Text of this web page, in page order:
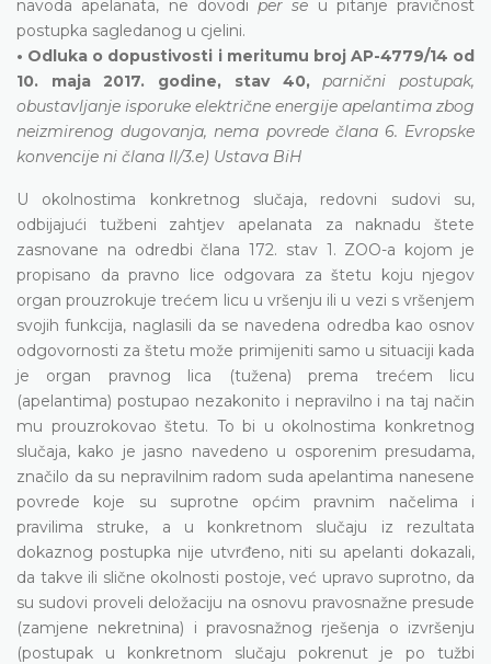
navoda apelanata, ne dovodi per se u pitanje pravičnost
postupka sagledanog u cjelini.
• Odluka o dopustivosti i meritumu broj AP-4779/14 od
10. maja 2017. godine, stav 40,parnični postupak,
obustavljanje isporuke električne energije apelantima zbog
neizmirenog dugovanja, nema povrede člana 6. Evropske
konvencije ni člana II/3.e) Ustava BiH
U okolnostima konkretnog slučaja, redovni sudovi su,
odbijajući tužbeni zahtjev apelanata za naknadu štete
zasnovane na odredbi člana 172. stav 1. ZOO-a kojom je
propisano da pravno lice odgovara za štetu koju njegov
organ prouzrokuje trećem licu u vršenju ili u vezi s vršenjem
svojih funkcija, naglasili da se navedena odredba kao osnov
odgovornosti za štetu može primijeniti samo u situaciji kada
je organ pravnog lica (tužena) prema trećem licu
(apelantima) postupao nezakonito i nepravilno i na taj način
mu prouzrokovao štetu. To bi u okolnostima konkretnog
slučaja, kako je jasno navedeno u osporenim presudama,
značilo da su nepravilnim radom suda apelantima nanesene
povrede koje su suprotne općim pravnim načelima i
pravilima struke, a u konkretnom slučaju iz rezultata
dokaznog postupka nije utvrđeno, niti su apelanti dokazali,
da takve ili slične okolnosti postoje, već upravo suprotno, da
su sudovi proveli deložaciju na osnovu pravosnažne presude
(zamjene nekretnina) i pravosnažnog rješenja o izvršenju
(postupak u konkretnom slučaju pokrenut je po tužbi